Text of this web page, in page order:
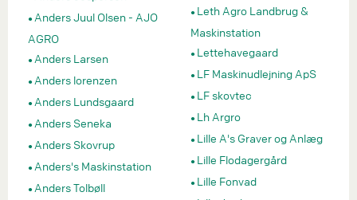
Anders Juul Olsen - AJO
AGRO
Anders Larsen
Anders lorenzen
Anders Lundsgaard
Anders Seneka
Anders Skovrup
Anders's Maskinstation
Anders Tolbøll
Leth Agro Landbrug &
Maskinstation
Lettehavegaard
LF Maskinudlejning ApS
LF skovtec
Lh Argro
Lille A's Graver og Anlæg
Lille Flodagergård
Lille Fonvad